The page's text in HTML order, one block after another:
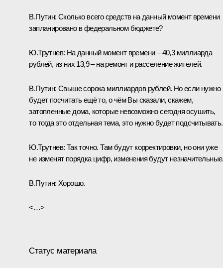
В.Путин: Сколько всего средств на данный момент времени
запланировано в федеральном бюджете?
Ю.Трутнев: На данный момент времени – 40,3 миллиарда
рублей, из них 13,9 – на ремонт и расселение жителей.
В.Путин: Свыше сорока миллиардов рублей. Но если нужно
будет посчитать ещё то, о чём Вы сказали, скажем,
затопленные дома, которые невозможно сегодня осушить,
то тогда это отдельная тема, это нужно будет подсчитывать.
Ю.Трутнев: Так точно. Там будут корректировки, но они уже
не изменят порядка цифр, изменения будут
В.Путин: Хорошо.
<…>
Статус материала